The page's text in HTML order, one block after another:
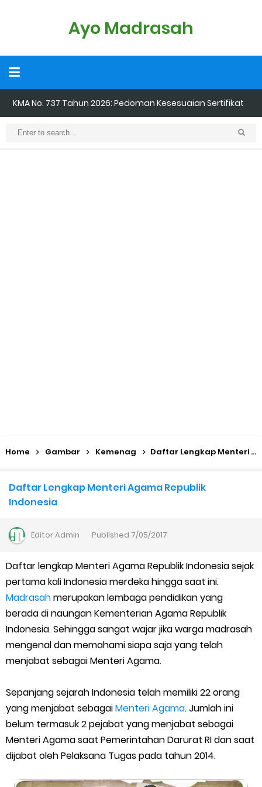
Ayo Madrasah
KMA No. 737 Tahun 2026: Pedoman Kesesuaian Sertifikat
Daftar Penerima PIP MI, MTs, dan MA Tahap I 2026
Kalender Pendidikan Madrasah 2026/2027 | Excel & PDF (Ditjen
Juknis Penerbitan Ijazah Madrasah Tahun 2026
Solusi Agar Valid Rapor & Status Verval di PDUM Tercentang
Hijau
TKA Susulan jenjang SD/MI dan SMP/MTs
Cara Mengajukan Tunjangan Insentif di EMIS-GTK Baru
Ajuan Tunjangan Insentif Guru dan Tenaga Kependidikan di
Madrasah
Cara Login EMIS GTK Baru untuk Operator dan PTK
Home Gambar Kemenag Daftar Lengkap Menteri Agama Republik Indonesia
Daftar Lengkap Menteri Agama Republik
Indonesia
EditorAdmin Published 7/05/2017
Daftar lengkap Menteri Agama Republik Indonesia sejak
pertama kali Indonesia merdeka hingga saat ini.
Madrasahmerupakan lembaga pendidikan yang
berada di naungan Kementerian Agama Republik
Indonesia. Sehingga sangat wajar jika warga madrasah
mengenal dan memahami siapa saja yang telah
menjabat sebagai Menteri Agama.
Sepanjang sejarah Indonesia telah memiliki 22 orang
yang menjabat sebagaiMenteri Agama. Jumlah ini
belum termasuk 2 pejabat yang menjabat sebagai
Menteri Agama saat Pemerintahan Darurat RI dan saat
dijabat oleh Pelaksana Tugas pada tahun 2014.